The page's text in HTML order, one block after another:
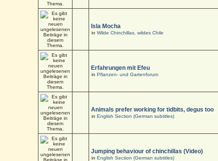
Isla Mocha
inWilde Chinchillas, wildes Chile
Erfahrungen mit Efeu
inPflanzen- und Gartenforum
Animals prefer working for tidbits, degus too
inEnglish Section (German subtitles)
Jumping behaviour of chinchillas (Video)
inEnglish Section (German subtitles)